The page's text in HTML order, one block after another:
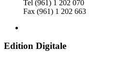
Tel (961) 1 202 070
Fax (961) 1 202 663
Edition Digitale